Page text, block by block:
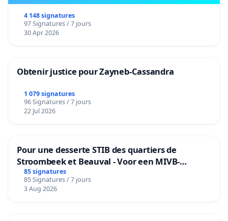
4 148 signatures
97 Signatures / 7 jours
30 Apr 2026
Obtenir justice pour Zayneb-Cassandra
1 079 signatures
96 Signatures / 7 jours
22 Jul 2026
Pour une desserte STIB des quartiers de
Stroombeek et Beauval - Voor een MIVB-
bediening van de wijken Strombeek en Het
Voor
85 signatures
85 Signatures / 7 jours
3 Aug 2026